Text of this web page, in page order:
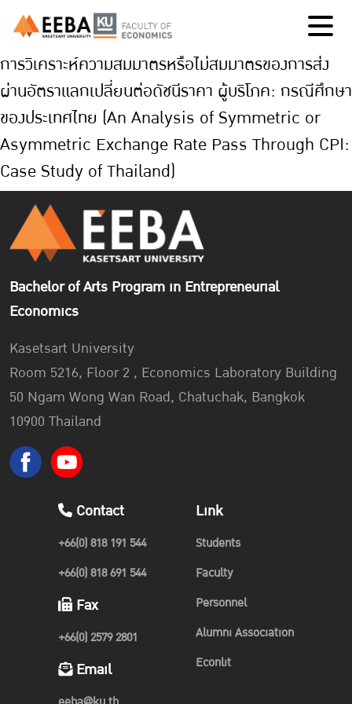
การวิเคราะห์ความสมมาตรหรือไม่สมมาตรของการส่ง
ผ่านอัตราแลกเปลี่ยนต่อดัชนีราคา ผู้บริโภค: กรณีศึกษา
ของประเทศไทย (An Analysis of Symmetric or
Asymmetric Exchange Rate Pass Through CPI:
Case Study of Thailand)
Bachelor of Arts Program in Entrepreneurial
Economics
Kasetsart University
Room 5216, Floor 2 , Economics Laboratory Building
50 Ngam Wong Wan Road, Chatuchak, Bangkok
10900 Thailand
Contact
+66(0) 818 191 544
+66(0) 818 691 544
Fax
+66(0) 2579 2801
Email
Link
Students
Faculty
Personnel
Alumni Association
Econlit